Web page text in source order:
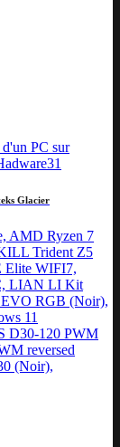
Glacier
AMD Ryzen 7
Trident Z5
WIFI7,
LIAN LI Kit
RGB (Noir),
11
D30-120 PWM
reversed
(Noir),